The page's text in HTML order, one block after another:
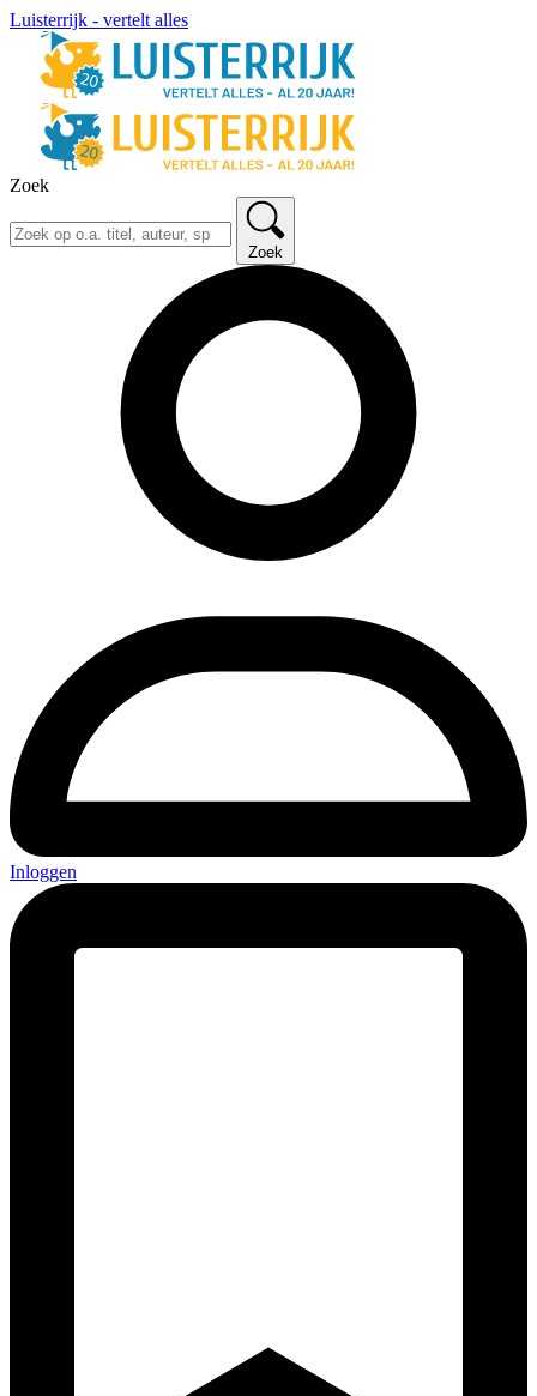
Luisterrijk - vertelt alles
Zoek
Zoek
Inloggen